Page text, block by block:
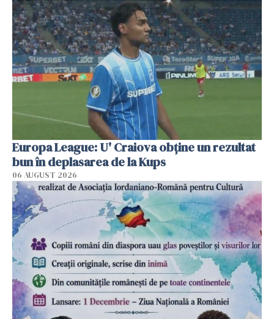
Europa League: U' Craiova obține un rezultat
bun în deplasarea de la Kups
06 AUGUST 2026